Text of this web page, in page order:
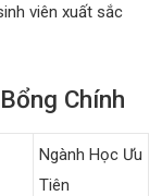
viên xuất sắc
Chính
Ngành Học Ưu
Tiên